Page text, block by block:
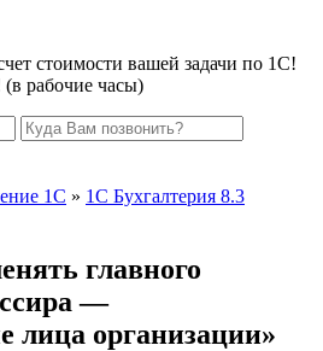
стоимости вашей задачи по 1С!
рабочие часы)
1С » 1С Бухгалтерия 8.3
главного
—
лица организации»